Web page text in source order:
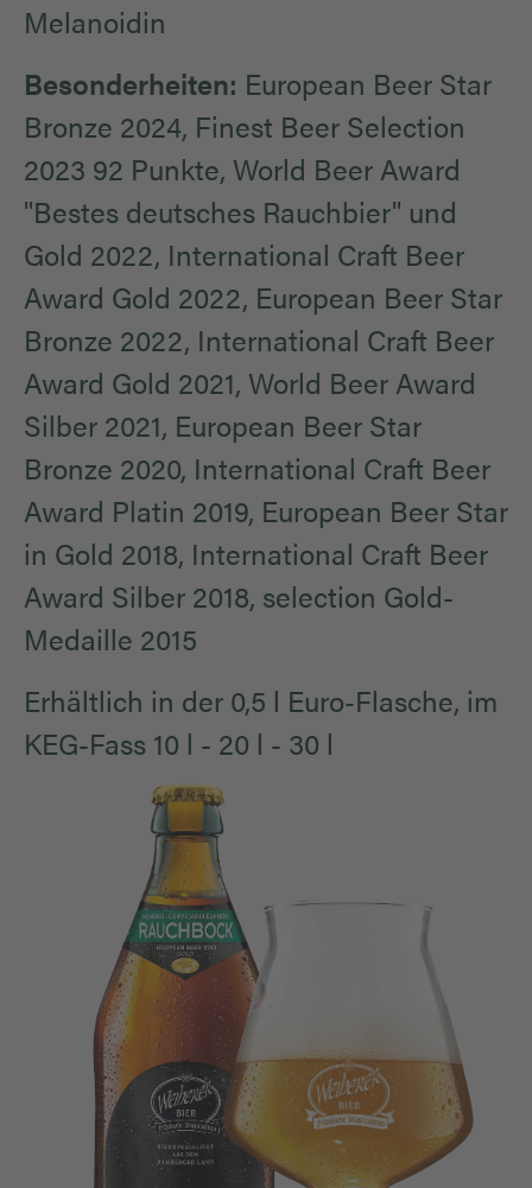
Melanoidin
Besonderheiten: European Beer Star
Bronze 2024, Finest Beer Selection
2023 92 Punkte, World Beer Award
"Bestes deutsches Rauchbier" und
Gold 2022, International Craft Beer
Award Gold 2022, European Beer Star
Bronze 2022, International Craft Beer
Award Gold 2021, World Beer Award
Silber 2021, European Beer Star
Bronze 2020, International Craft Beer
Award Platin 2019, European Beer Star
in Gold 2018, International Craft Beer
Award Silber 2018, selection Gold-
Medaille 2015
Erhältlich in der 0,5 l Euro-Flasche, im
KEG-Fass 10 l - 20 l - 30 l